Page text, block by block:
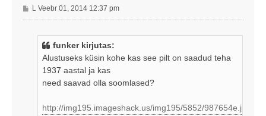
P
o
L Veebr 01, 2014 12:37 pm
funker kirjutas:
Alustuseks küsin kohe kas see pilt on saadud teha
1937 aastal ja kas
need saavad olla soomlased?
http://img195.imageshack.us/img195/5852/987654e.jpg